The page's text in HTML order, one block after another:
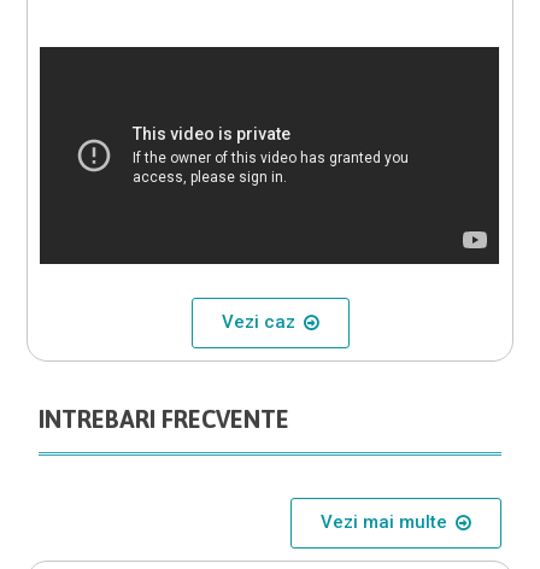
Vezi caz
INTREBARI FRECVENTE
Vezi mai multe